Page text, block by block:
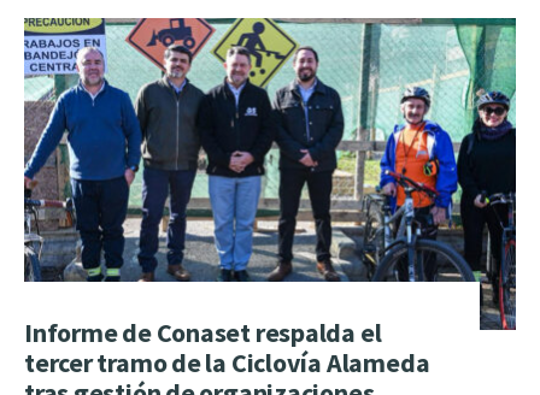
Informe de Conaset respalda el
tercer tramo de la Ciclovía Alameda